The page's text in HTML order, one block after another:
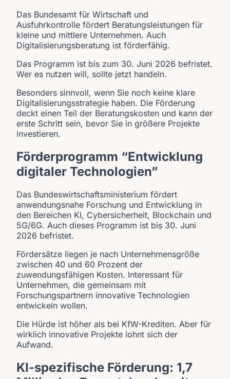
Das Bundesamt für Wirtschaft und
Ausfuhrkontrolle fördert Beratungsleistungen für
kleine und mittlere Unternehmen. Auch
Digitalisierungsberatung ist förderfähig.
Das Programm ist bis zum 30. Juni 2026 befristet.
Wer es nutzen will, sollte jetzt handeln.
Besonders sinnvoll, wenn Sie noch keine klare
Digitalisierungsstrategie haben. Die Förderung
deckt einen Teil der Beratungskosten und kann der
erste Schritt sein, bevor Sie in größere Projekte
investieren.
Förderprogramm “Entwicklung
digitaler Technologien”
Das Bundeswirtschaftsministerium fördert
anwendungsnahe Forschung und Entwicklung in
den Bereichen KI, Cybersicherheit, Blockchain und
5G/6G. Auch dieses Programm ist bis 30. Juni
2026 befristet.
Fördersätze liegen je nach Unternehmensgröße
zwischen 40 und 60 Prozent der
zuwendungsfähigen Kosten. Interessant für
Unternehmen, die gemeinsam mit
Forschungspartnern innovative Technologien
entwickeln wollen.
Die Hürde ist höher als bei KfW-Krediten. Aber für
wirklich innovative Projekte lohnt sich der
Aufwand.
KI-spezifische Förderung: 1,7